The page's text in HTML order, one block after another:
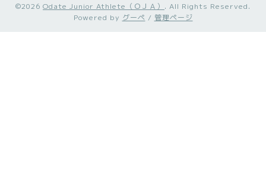
©2026 Odate Junior Athlete（ＯＪＡ） . All Rights Reserved.
Powered by グーペ / 管理ページ